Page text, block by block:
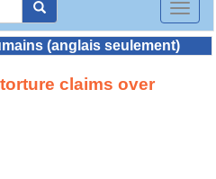
Toggle
(anglais seulement)
claims over